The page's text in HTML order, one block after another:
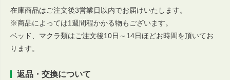
在庫商品はご注文後3営業日以内でお届けいたします。
※商品によっては1週間程かかる物もございます。
ベッド、マクラ類はご注文後10日～14日ほどお時間を頂いてお
ります。
返品・交換について